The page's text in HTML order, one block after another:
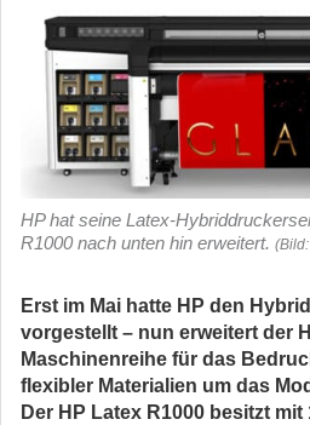
HP hat seine Latex-
R1000 nach unten hin erweitert.
Erst im Mai hatte HP den
vorgestellt – nun erweitert der
Maschinenreihe für das
flexibler Materialien um das
Der HP Latex R1000 besitzt mit